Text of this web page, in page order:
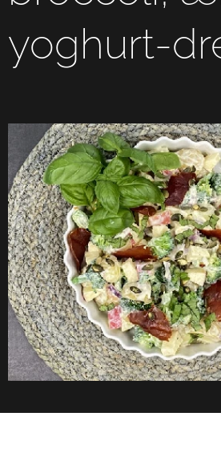
yoghurt-